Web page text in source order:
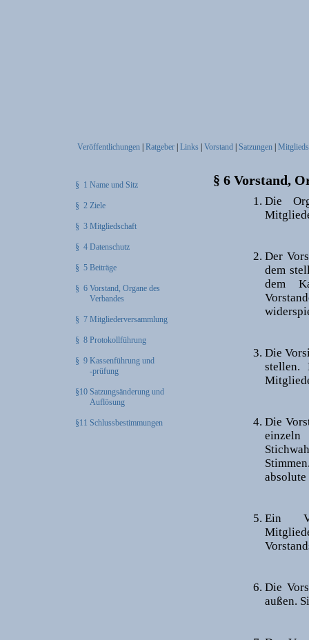
Veröffentlichungen Ratgeber Links Vorstand Satzungen
§ 1 Name und Sitz
§ 2 Ziele
§ 3 Mitgliedschaft
§ 4 Datenschutz
§ 5 Beiträge
§ 6 Vorstand, Organe des
Verbandes
§ 7 Mitgliederversammlung
§ 8 Protokollführung
§ 9 Kassenführung und
-prüfung
§10 Satzungsänderung und
Auflösung
§11 Schlussbestimmungen
§ 6 Vorstand,
Die
Der
dem
dem
Die
stellen.
Die
einzeln
Ein
Die
außen.